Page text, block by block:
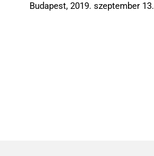
Budapest, 2019. szeptember 13.